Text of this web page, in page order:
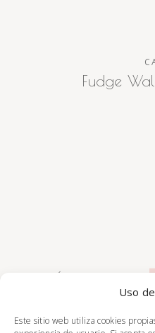
Uso
Este sitio web utiliza cookies
Fudge